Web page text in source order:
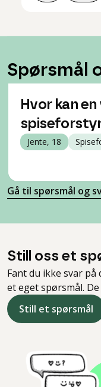
Spørsmål
Hvor kan
Jente, 18
Gå til spørsmål og
Still oss et
Fant du ikke svar på
et eget spørsmål.
Still et spørsmål